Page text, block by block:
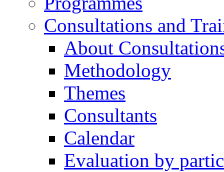
Consultations and
About
Methodology
Themes
Consultants
Calendar
Evaluation by